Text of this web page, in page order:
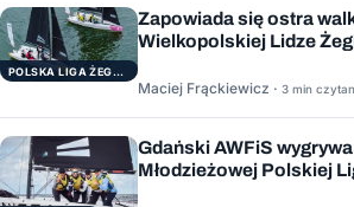
POLSKA LIGA ŻEGLARSKA
Zapowiada się ostra
Wielkopolskiej Lidze
Maciej Frąckiewicz · 3 min
Gdański AWFiS
Młodzieżowej Polskiej